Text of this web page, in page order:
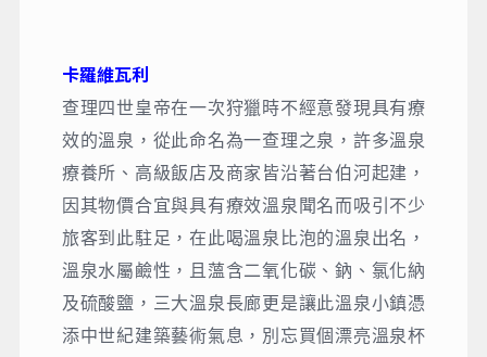
卡羅維瓦利
查理四世皇帝在一次狩獵時不經意發現具有療
效的溫泉，從此命名為一查理之泉，許多溫泉
療養所、高級飯店及商家皆沿著台伯河起建，
因其物價合宜與具有療效溫泉聞名而吸引不少
旅客到此駐足，在此喝溫泉比泡的溫泉出名，
溫泉水屬鹼性，且薀含二氧化碳、鈉、氯化納
及硫酸鹽，三大溫泉長廊更是讓此溫泉小鎮憑
添中世紀建築藝術氣息，別忘買個漂亮溫泉杯